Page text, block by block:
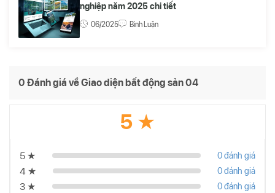
nghiệp năm 2025 chi tiết
06/2025 Bình Luận
0 Đánh giá về Giao diện bất động sản 04
5 ★
5 ★ 0 đánh giá
4 ★ 0 đánh giá
3 ★ 0 đánh giá